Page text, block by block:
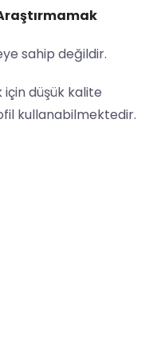
sahip değildir.
düşük kalite
kullanabilmektedir.